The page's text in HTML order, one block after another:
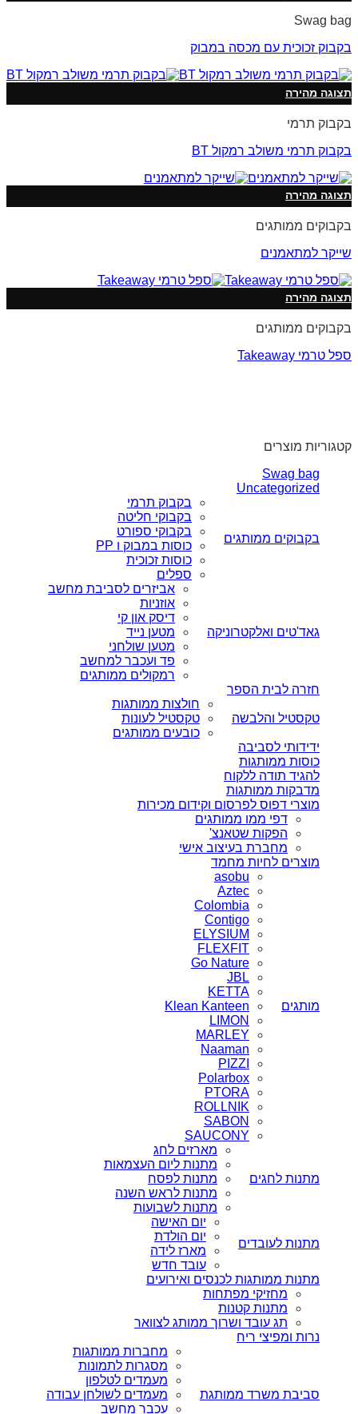
Swag bag
בקבוק זכוכית עם מכסה במבוק
תצוגה מהירה
בקבוק תרמי
בקבוק תרמי משולב רמקול BT
תצוגה מהירה
בקבוקים ממותגים
שייקר למתאמנים
תצוגה מהירה
בקבוקים ממותגים
ספל טרמי Takeaway
קטגוריות מוצרים
Swag bag
Uncategorized
בקבוקים ממותגים
בקבוק תרמי
בקבוקי חליטה
בקבוקי ספורט
כוסות במבוק ו PP
כוסות זכוכית
ספלים
גאד'טים ואלקטרוניקה
אביזרים לסביבת מחשב
אוזניות
דיסק און קי
מטען נייד
מטען שולחני
פד ועכבר למחשב
רמקולים ממותגים
חזרה לבית הספר
טקסטיל והלבשה
חולצות ממותגות
טקסטיל לעונות
כובעים ממותגים
ידידותי לסביבה
כוסות ממותגות
להגיד תודה ללקוח
מדבקות ממותגות
מוצרי דפוס לפרסום וקידום מכירות
דפי ממו ממותגים
הפקות שטאנצ'
מחברת בעיצוב אישי
מוצרים לחיות מחמד
מותגים
asobu
Aztec
Colombia
Contigo
ELYSIUM
FLEXFIT
Go Nature
JBL
KETTA
Klean Kanteen
LIMON
MARLEY
Naaman
PIZZI
Polarbox
PTORA
ROLLNIK
SABON
SAUCONY
מתנות לחגים
מארזים לחג
מתנות ליום העצמאות
מתנות לפסח
מתנות לראש השנה
מתנות לשבועות
מתנות לעובדים
יום האישה
יום הולדת
מארז לידה
עובד חדש
מתנות ממותגות לכנסים ואירועים
מחזיקי מפתחות
מתנות קטנות
תג עובד ושרוך ממותג לצוואר
נרות ומפיצי ריח
סביבת משרד ממותגת
מחברות ממותגות
מסגרות לתמונות
מעמדים לטלפון
מעמדים לשולחן עבודה
עכבר מחשב